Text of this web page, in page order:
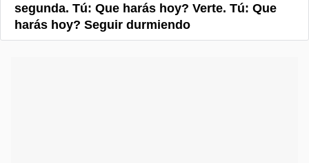
segunda. Tú: Que harás hoy? Verte. Tú: Que
harás hoy? Seguir durmiendo